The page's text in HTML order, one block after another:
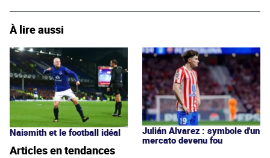
À lire aussi
Naismith et le football idéal
Julián Alvarez : symbole d'un
mercato devenu fou
Articles en tendances